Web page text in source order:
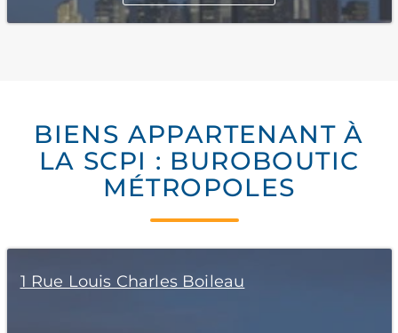
BIENS APPARTENANT À
LA SCPI : BUROBOUTIC
MÉTROPOLES
1 Rue Louis Charles Boileau